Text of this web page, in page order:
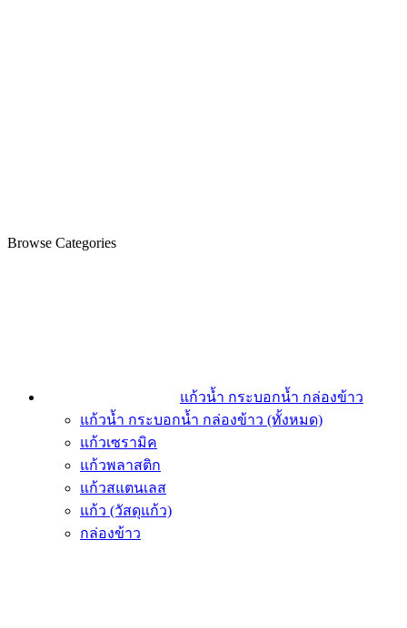
Browse Categories
แก้วน้ำ กระบอกน้ำ กล่องข้าว
แก้วน้ำ กระบอกน้ำ กล่องข้าว (ทั้งหมด)
แก้วเซรามิค
แก้วพลาสติก
แก้วสแตนเลส
แก้ว (วัสดุแก้ว)
กล่องข้าว